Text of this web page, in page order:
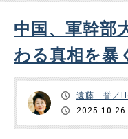
中国、軍幹部
わる真相を暴
遠藤 誉／
2025-10-26